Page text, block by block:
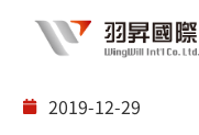
2019-12-29